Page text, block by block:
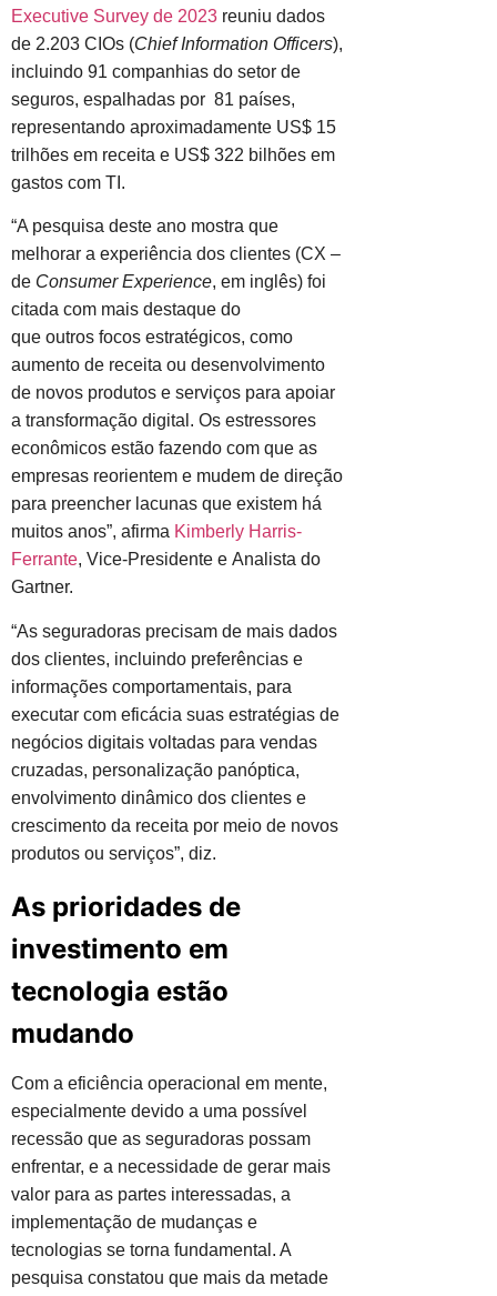
Executive Survey de 2023 reuniu dados
de 2.203 CIOs (Chief Information Officers),
incluindo 91 companhias do setor de
seguros, espalhadas por 81 países,
representando aproximadamente US$ 15
trilhões em receita e US$ 322 bilhões em
gastos com TI.
“A pesquisa deste ano mostra que
melhorar a experiência dos clientes (CX –
de Consumer Experience, em inglês) foi
citada com mais destaque do
que outros focos estratégicos, como
aumento de receita ou desenvolvimento
de novos produtos e serviços para apoiar
a transformação digital. Os estressores
econômicos estão fazendo com que as
empresas reorientem e mudem de direção
para preencher lacunas que existem há
muitos anos”, afirma Kimberly Harris-
Ferrante, Vice-Presidente e Analista do
Gartner.
“As seguradoras precisam de mais dados
dos clientes, incluindo preferências e
informações comportamentais, para
executar com eficácia suas estratégias de
negócios digitais voltadas para vendas
cruzadas, personalização panóptica,
envolvimento dinâmico dos clientes e
crescimento da receita por meio de novos
produtos ou serviços”, diz.
As prioridades de
investimento em
tecnologia estão
mudando
Com a eficiência operacional em mente,
especialmente devido a uma possível
recessão que as seguradoras possam
enfrentar, e a necessidade de gerar mais
valor para as partes interessadas, a
implementação de mudanças e
tecnologias se torna fundamental. A
pesquisa constatou que mais da metade